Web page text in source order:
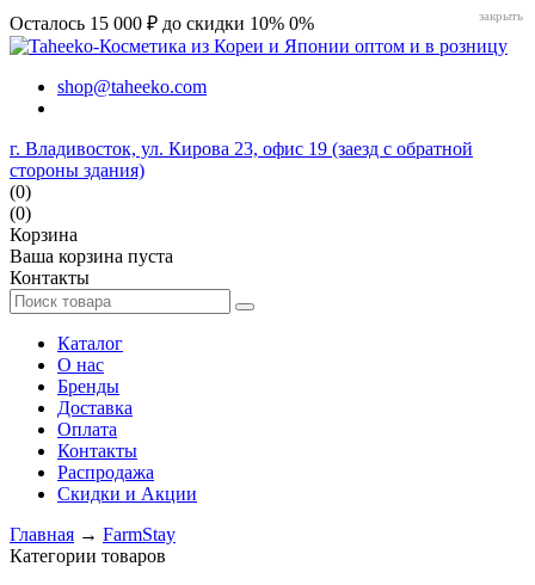
Осталось 15 000 ₽ до скидки 10% 0%
shop@taheeko.com
г. Владивосток, ул. Кирова 23, офис 19 (заезд с обратной
стороны здания)
(0)
(0)
Корзина
Ваша корзина пуста
Контакты
Каталог
О нас
Бренды
Доставка
Оплата
Контакты
Распродажа
Скидки и Акции
Главная → FarmStay
Категории товаров
закрыть